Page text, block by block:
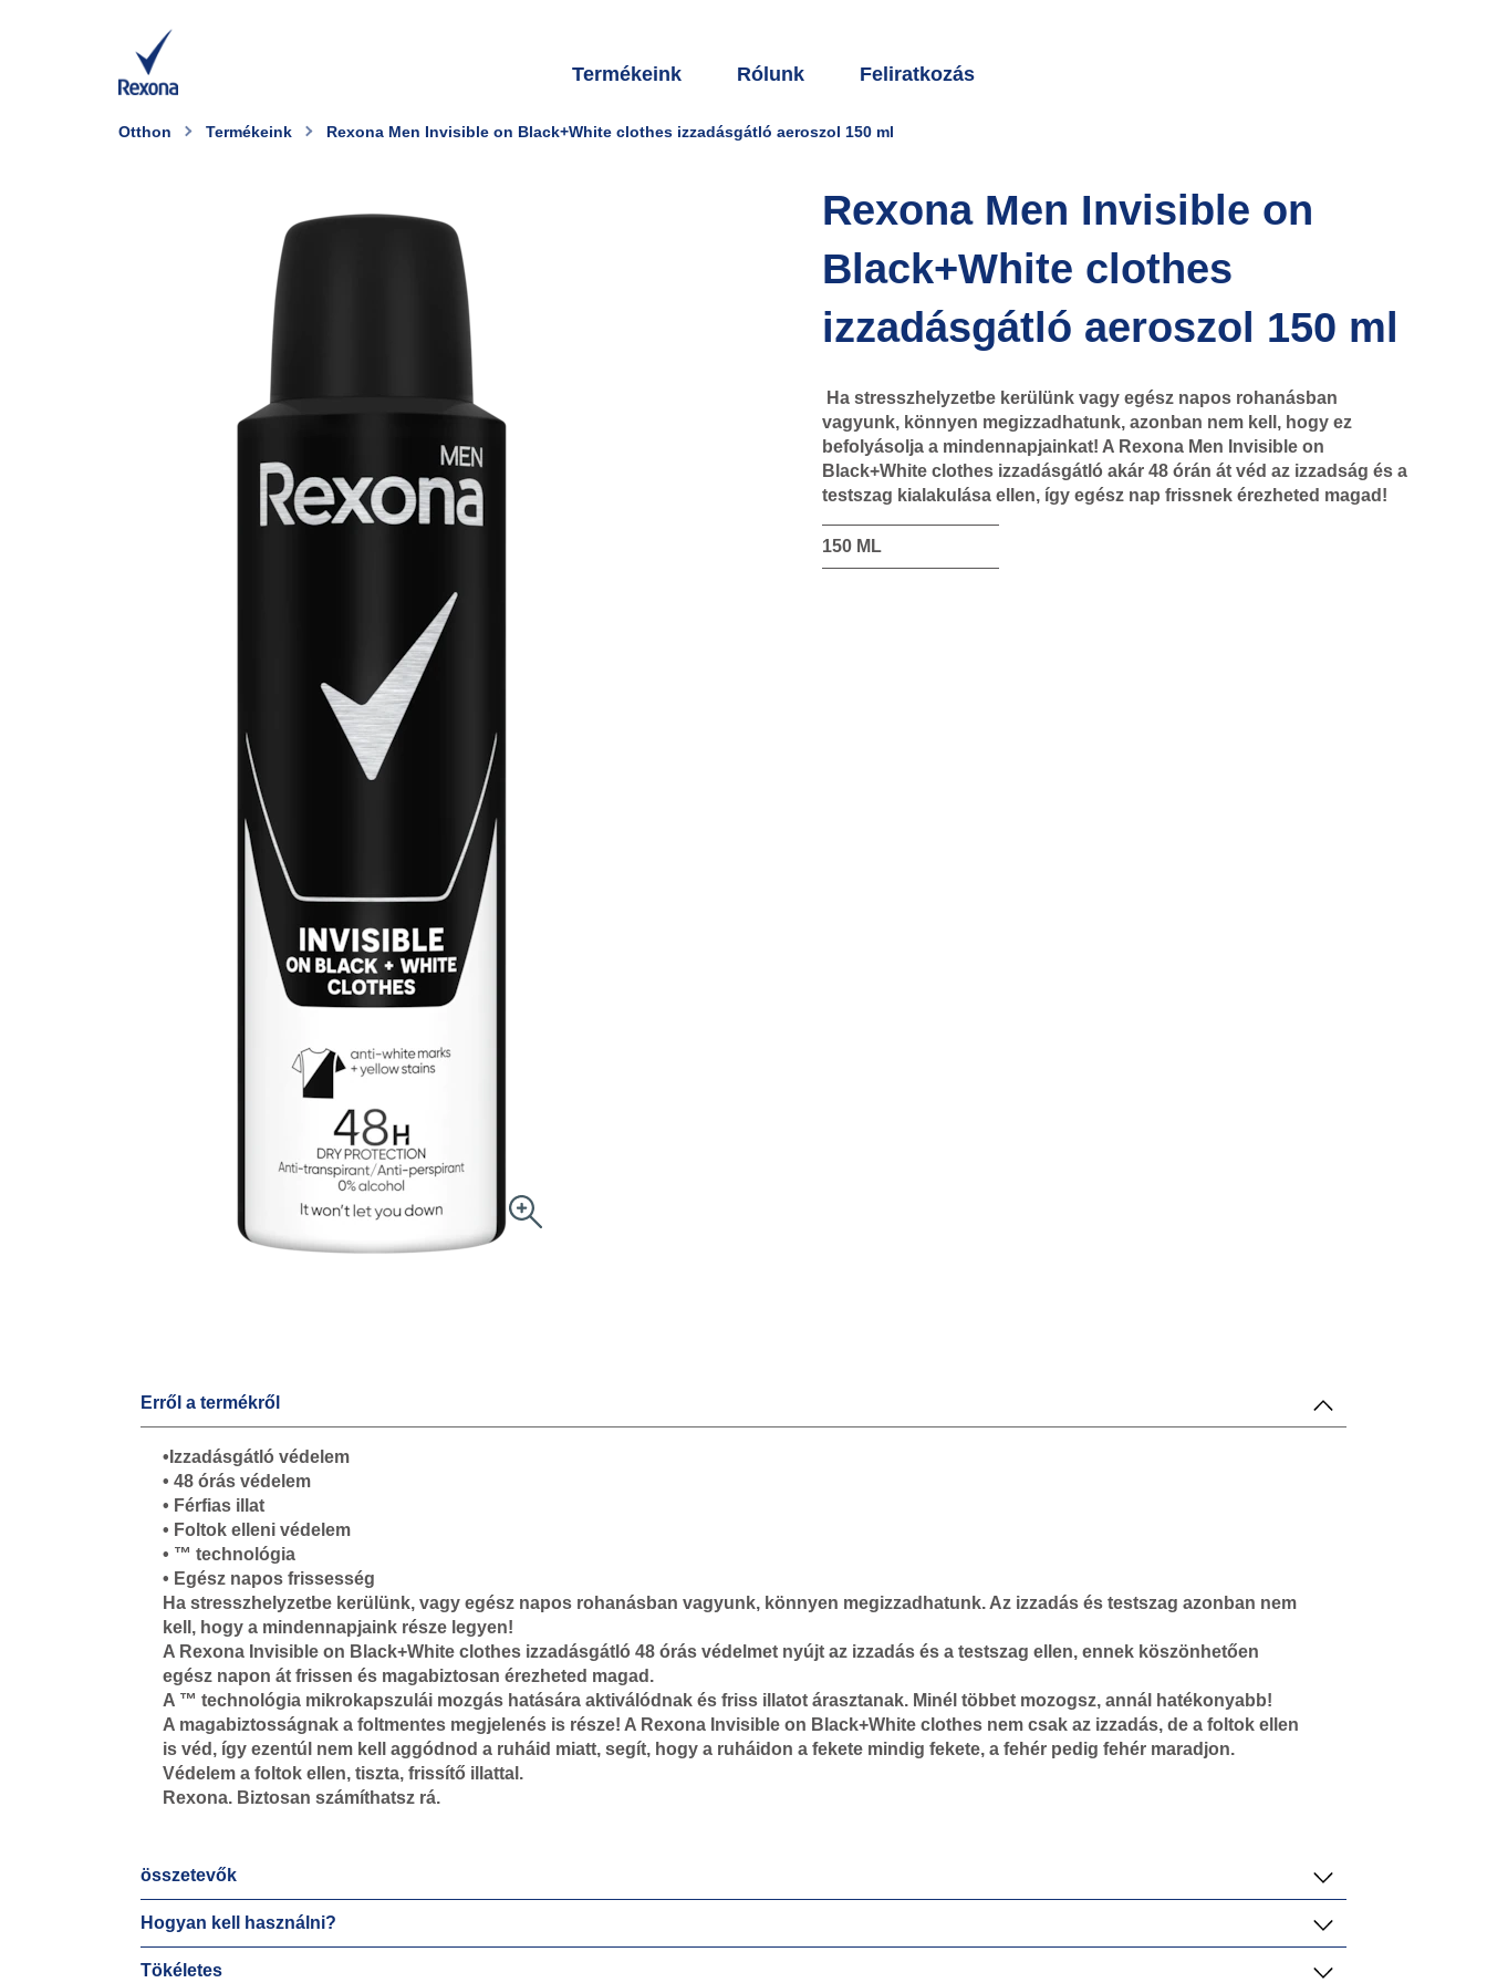
Termékeink Rólunk Feliratkozás
Otthon Termékeink Rexona Men Invisible on Black+White clothes izzadásgátló aeroszol 150 ml
Rexona Men Invisible on
Black+White clothes
izzadásgátló aeroszol 150 ml
Ha stresszhelyzetbe kerülünk vagy egész napos rohanásban
vagyunk, könnyen megizzadhatunk, azonban nem kell, hogy ez
befolyásolja a mindennapjainkat! A Rexona Men Invisible on
Black+White clothes izzadásgátló akár 48 órán át véd az izzadság és a
testszag kialakulása ellen, így egész nap frissnek érezheted magad!
150 ML
Erről a termékről
•Izzadásgátló védelem
• 48 órás védelem
• Férfias illat
• Foltok elleni védelem
• ™ technológia
• Egész napos frissesség
Ha stresszhelyzetbe kerülünk, vagy egész napos rohanásban vagyunk, könnyen megizzadhatunk. Az izzadás és testszag azonban nem
kell, hogy a mindennapjaink része legyen!
A Rexona Invisible on Black+White clothes izzadásgátló 48 órás védelmet nyújt az izzadás és a testszag ellen, ennek köszönhetően
egész napon át frissen és magabiztosan érezheted magad.
A ™ technológia mikrokapszulái mozgás hatására aktiválódnak és friss illatot árasztanak. Minél többet mozogsz, annál hatékonyabb!
A magabiztosságnak a foltmentes megjelenés is része! A Rexona Invisible on Black+White clothes nem csak az izzadás, de a foltok ellen
is véd, így ezentúl nem kell aggódnod a ruháid miatt, segít, hogy a ruháidon a fekete mindig fekete, a fehér pedig fehér maradjon.
Védelem a foltok ellen, tiszta, frissítő illattal.
Rexona. Biztosan számíthatsz rá.
összetevők
Hogyan kell használni?
Tökéletes